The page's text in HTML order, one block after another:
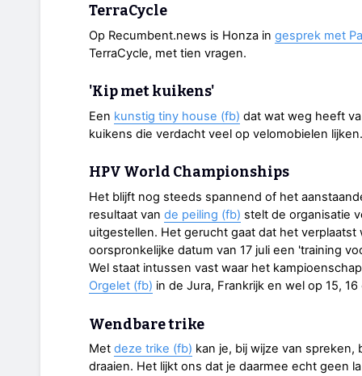
TerraCycle
Op Recumbent.news is Honza in gesprek met
TerraCycle, met tien vragen.
'Kip met kuikens'
Een kunstig tiny house (fb) dat wat weg heeft
kuikens die verdacht veel op velomobielen lijken.
HPV World Championships
Het blijft nog steeds spannend of het
resultaat van de peiling (fb) stelt de organisatie
uitgestellen. Het gerucht gaat dat het
oorspronkelijke datum van 17 juli een 'training
Wel staat intussen vast waar het
Orgelet (fb) in de Jura, Frankrijk en wel op 15, 16
Wendbare trike
Met deze trike (fb) kan je, bij wijze van
draaien. Het lijkt ons dat je daarmee echt geen